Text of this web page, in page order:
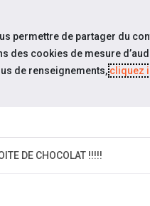
QUI
DE CHOCOLAT !!!!!
permettre de partager du
cookies de mesure
de renseignements,cliquez